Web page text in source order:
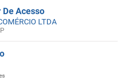
Acesso
LTDA